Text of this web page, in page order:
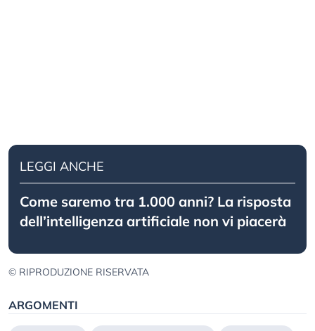
LEGGI ANCHE
Come saremo tra 1.000 anni? La risposta
dell’intelligenza artificiale non vi piacerà
© RIPRODUZIONE RISERVATA
ARGOMENTI